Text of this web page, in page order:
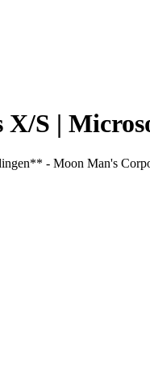
X/S |
- Moon Man's